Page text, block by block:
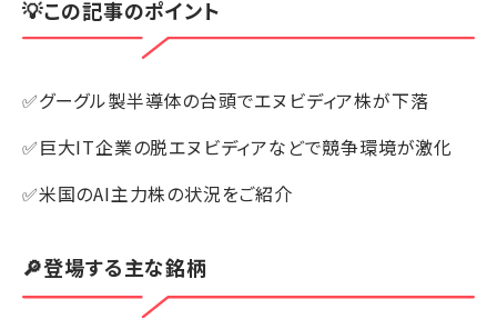
💡この記事のポイント
✅グーグル製半導体の台頭でエヌビディア株が下落
✅巨大IT企業の脱エヌビディアなどで競争環境が激化
✅米国のAI主力株の状況をご紹介
🔎登場する主な銘柄